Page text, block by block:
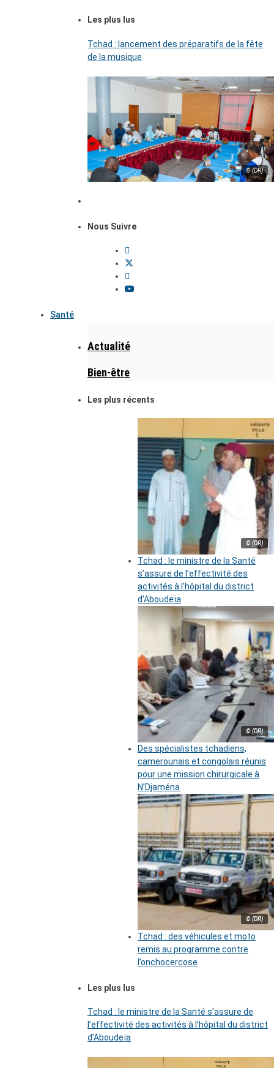
Les plus lus
Tchad : lancement des préparatifs de la fête
de la musique
© (DR)
Nous Suivre
Santé
Actualité
Bien-être
Les plus récents
© (DR)
Tchad : le ministre de la Santé
s’assure de l’effectivité des
activités à l’hôpital du district
d’Aboudeïa
© (DR)
Des spécialistes tchadiens,
camerounais et congolais réunis
pour une mission chirurgicale à
N’Djaména
© (DR)
Tchad : des véhicules et moto
remis au programme contre
l’onchocercose
Les plus lus
Tchad : le ministre de la Santé s’assure de
l’effectivité des activités à l’hôpital du district
d’Aboudeïa